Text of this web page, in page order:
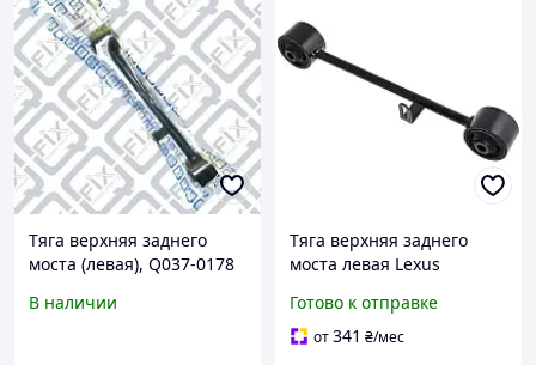
Тяга верхняя заднего
моста (левая), Q037-0178
В наличии
Тяга верхняя заднего
моста левая Lexus
Cruiser, FEBEST
(0125LC120U2)
Готово к отправке
от341 ₴/мес